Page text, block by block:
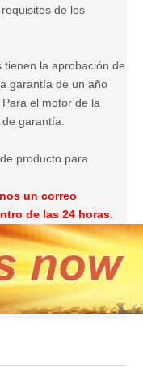
de los
la aprobación de
garantía de un año
el motor de la
garantía.
producto para
un correo
de las 24 horas.